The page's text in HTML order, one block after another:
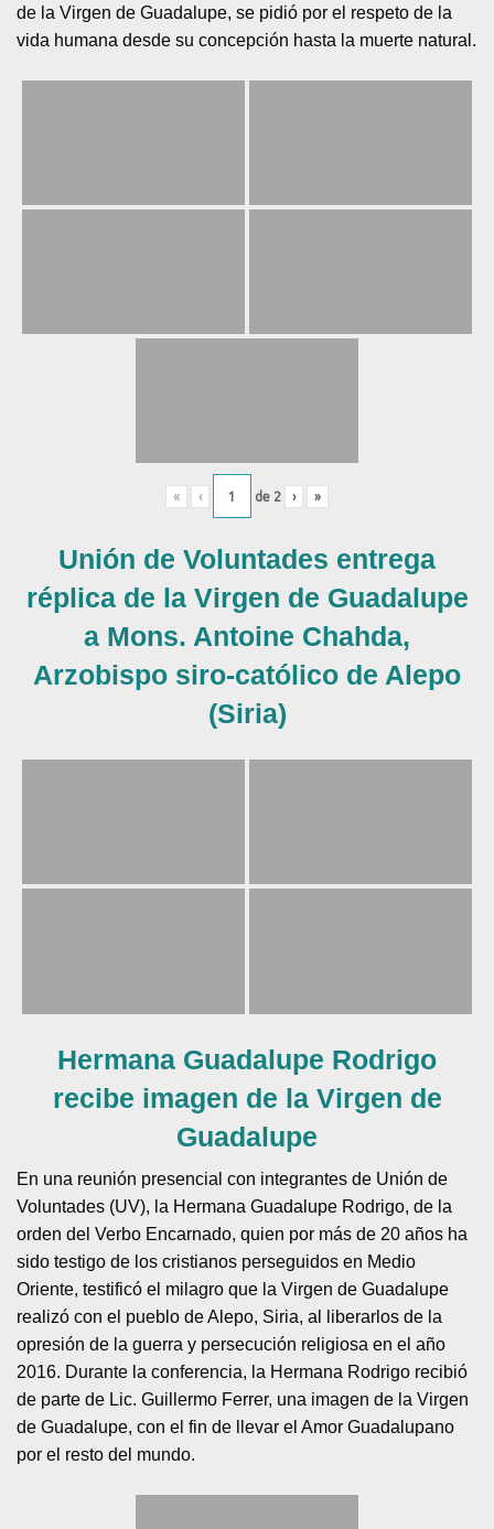
de la Virgen de Guadalupe, se pidió por el respeto de la
vida humana desde su concepción hasta la muerte natural.
« ‹ de 2 › »
Unión de Voluntades entrega
réplica de la Virgen de Guadalupe
a Mons. Antoine Chahda,
Arzobispo siro-católico de Alepo
(Siria)
Hermana Guadalupe Rodrigo
recibe imagen de la Virgen de
Guadalupe
En una reunión presencial con integrantes de Unión de
Voluntades (UV), la Hermana Guadalupe Rodrigo, de la
orden del Verbo Encarnado, quien por más de 20 años ha
sido testigo de los cristianos perseguidos en Medio
Oriente, testificó el milagro que la Virgen de Guadalupe
realizó con el pueblo de Alepo, Siria, al liberarlos de la
opresión de la guerra y persecución religiosa en el año
2016. Durante la conferencia, la Hermana Rodrigo recibió
de parte de Lic. Guillermo Ferrer, una imagen de la Virgen
de Guadalupe, con el fin de llevar el Amor Guadalupano
por el resto del mundo.